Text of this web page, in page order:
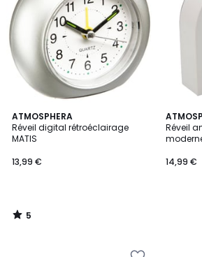
ATMOSPHERA
Réveil digital rétroéclairage
MATIS
13,99 €
5
/
5
5
/
Réveil
14,99 €
2